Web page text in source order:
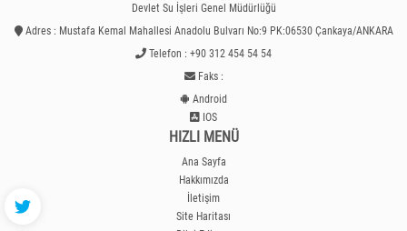
Devlet Su İşleri Genel Müdürlüğü
Adres : Mustafa Kemal Mahallesi Anadolu Bulvarı No:9 PK:06530 Çankaya/ANKARA
Telefon : +90 312 454 54 54
Faks :
Android
IOS
HIZLI MENÜ
Ana Sayfa
Hakkımızda
İletişim
Site Haritası